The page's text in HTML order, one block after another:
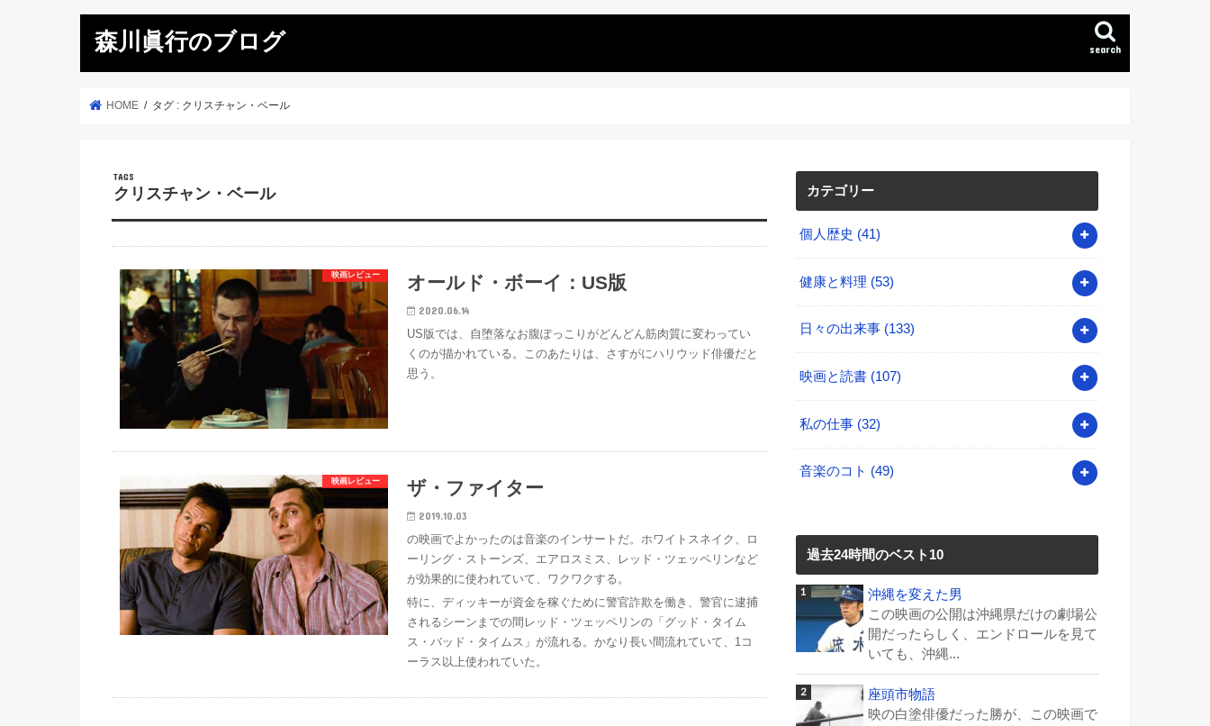
森川眞行のブログ search
HOME タグ : クリスチャン・ベール
クリスチャン・ベール
映画レビュー オールド・ボーイ：US版
2020.06.14
US版では、自堕落なお腹ぽっこりがどんどん筋肉質に変わってい
くのが描かれている。このあたりは、さすがにハリウッド俳優だと
思う。
映画レビュー ザ・ファイター
2019.10.03
の映画でよかったのは音楽のインサートだ。ホワイトスネイク、ロ
ーリング・ストーンズ、エアロスミス、レッド・ツェッペリンなど
が効果的に使われていて、ワクワクする。
特に、ディッキーが資金を稼ぐために警官詐欺を働き、警官に逮捕
されるシーンまでの間レッド・ツェッペリンの「グッド・タイム
ス・バッド・タイムス」が流れる。かなり長い間流れていて、1コ
ーラス以上使われていた。
カテゴリー
個人歴史 (41)
健康と料理 (53)
日々の出来事 (133)
映画と読書 (107)
私の仕事 (32)
音楽のコト (49)
過去24時間のベスト10
沖縄を変えた男
この映画の公開は沖縄県だけの劇場公
開だったらしく、エンドロールを見て
いても、沖縄...
座頭市物語
映の白塗俳優だった勝が、この映画で